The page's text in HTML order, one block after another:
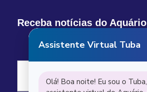
Receba notícias do Aquário